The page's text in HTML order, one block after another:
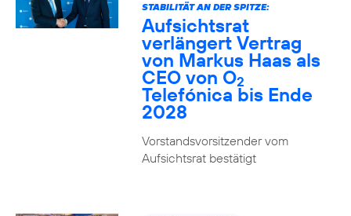
STABILITÄT AN DER SPITZE:
Aufsichtsrat
verlängert Vertrag
von Markus Haas als
CEO von O2
Telefónica bis Ende
2028
Vorstandsvorsitzender vom
Aufsichtsrat bestätigt